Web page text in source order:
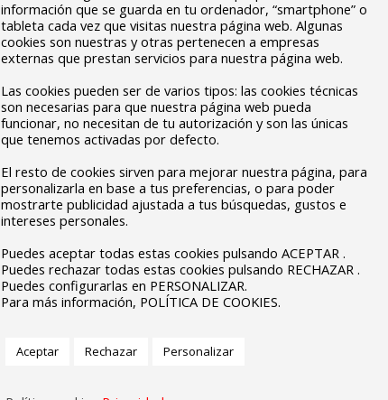
información que se guarda en tu ordenador, “smartphone” o
tableta cada vez que visitas nuestra página web. Algunas
cookies son nuestras y otras pertenecen a empresas
externas que prestan servicios para nuestra página web.
Las cookies pueden ser de varios tipos: las cookies técnicas
son necesarias para que nuestra página web pueda
funcionar, no necesitan de tu autorización y son las únicas
que tenemos activadas por defecto.
El resto de cookies sirven para mejorar nuestra página, para
personalizarla en base a tus preferencias, o para poder
mostrarte publicidad ajustada a tus búsquedas, gustos e
intereses personales.
Puedes aceptar todas estas cookies pulsando ACEPTAR .
Puedes rechazar todas estas cookies pulsando RECHAZAR .
Puedes configurarlas en PERSONALIZAR.
Para más información, POLÍTICA DE COOKIES.
Aceptar Rechazar Personalizar